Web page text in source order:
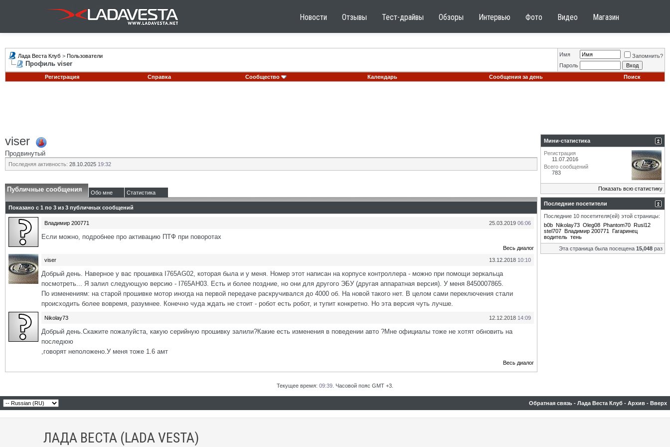
Новости Отзывы Тест-драйвы Обзоры Интервью Фото Видео Магазин
Лада Веста Клуб > Пользователи
Профиль viser
Имя
Запомнить?
Пароль
Регистрация
Справка Сообщество Календарь Сообщения за день Поиск
viser
Продвинутый
Последняя активность: 28.10.2025 19:32
Публичные сообщения Обо мне Статистика
Показано с 1 по 3 из 3 публичных сообщений
25.03.2019 06:06
Владимир 200771
Если можно, подробнее про активацию ПТФ при поворотах
Весь диалог
13.12.2018 10:10
viser
Добрый день. Наверное у вас прошивка I765AG02, которая была и у меня. Номер этот написан на корпусе контроллера - можно при помощи зеркальца
посмотреть... Я залил следующую версию - I765AH03. Есть и более поздние, но они для другого ЭБУ (другая аппаратная версия). У меня 8450007865.
По изменениям: на старой прошивке мотор иногда на первой передаче раскручивался до 4000 об. На новой такого нет. В целом сами переключения стали
происходить более вовремя, разумнее. Конечно чуда ждать не стоит - робот есть робот, и тупит конкретно. Но эта версия чуть лучше.
12.12.2018 14:09
Nikolay73
Добрый день.Скажите пожалуйста, какую серийную прошивку залили?Какие есть изменения в поведении авто ?Мне официалы тоже не хотят обновить на
последюю
,говорят неположено.У меня тоже 1.6 амт
Весь диалог
Мини-статистика
Регистрация
11.07.2016
Всего сообщений
783
Показать всю статистику
Последние посетители
Последние 10 посетителя(ей) этой страницы:
b0b Nikolay73 Oleg08 Phantom70 Rusl12
stel707 Владимир 200771
Гагаринец
водитель тень
Эта страница была посещена 15,048 раз
Текущее время: 09:39 . Часовой пояс GMT +3.
Обратная связь - Лада Веста Клуб - Архив - Вверх
ЛАДА ВЕСТА (LADA VESTA)